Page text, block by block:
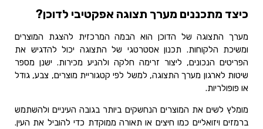
כיצד מתכננים מערך תצוגה אפקטיבי לדוכן?
מערך התצוגה של הדוכן הוא הבמה המרכזית להצגת המוצרים
ומשיכת הלקוחות. תכנון אסטרטגי של התצוגה יכול להדגיש את
הפריטים הנכונים, ליצור זרימה חלקה ולהניע מכירות. ישנן מספר
שיטות לארגון מערך התצוגה, למשל לפי קטגוריית מוצרים, צבע, גודל
או פופולריות.
מומלץ לשים את המוצרים הנחשקים ביותר בגובה העיניים ולהשתמש
ברמזים ויזואליים כמו חיצים או תאורה ממוקדת כדי להוביל את העין.